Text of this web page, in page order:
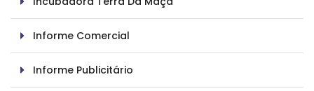
Informe Comercial
Informe Publicitário